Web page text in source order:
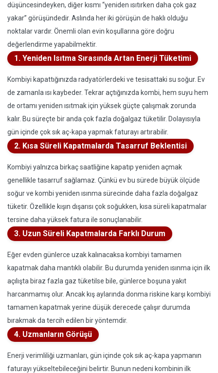
düşüncesindeyken, diğer kısmı “yeniden ısıtırken daha çok gaz
yakar” görüşündedir. Aslında her iki görüşün de haklı olduğu
noktalar vardır. Önemli olan evin koşullarına göre doğru
değerlendirme yapabilmektir.
1. Yeniden Isıtma Sırasında Artan Enerji Tüketimi
Kombiyi kapattığınızda radyatörlerdeki ve tesisattaki su soğur. Ev
de zamanla ısı kaybeder. Tekrar açtığınızda kombi, hem suyu hem
de ortamı yeniden ısıtmak için yüksek güçte çalışmak zorunda
kalır. Bu süreçte bir anda çok fazla doğalgaz tüketilir. Dolayısıyla
gün içinde çok sık aç-kapa yapmak faturayı artırabilir.
2. Kısa Süreli Kapatmalarda Tasarruf Beklentisi
Kombiyi yalnızca birkaç saatliğine kapatıp yeniden açmak
genellikle tasarruf sağlamaz. Çünkü ev bu sürede büyük ölçüde
soğur ve kombi yeniden ısınma sürecinde daha fazla doğalgaz
tüketir. Özellikle kışın dışarısı çok soğukken, kısa süreli kapatmalar
tersine daha yüksek fatura ile sonuçlanabilir.
3. Uzun Süreli Kapatmalarda Farklı Durum
Eğer evden günlerce uzak kalınacaksa kombiyi tamamen
kapatmak daha mantıklı olabilir. Bu durumda yeniden ısınma için ilk
açılışta biraz fazla gaz tüketilse bile, günlerce boşuna yakıt
harcanmamış olur. Ancak kış aylarında donma riskine karşı kombiyi
tamamen kapatmak yerine düşük derecede çalışır durumda
bırakmak da tercih edilen bir yöntemdir.
4. Uzmanların Görüşü
Enerji verimliliği uzmanları, gün içinde çok sık aç-kapa yapmanın
faturayı yükseltebileceğini belirtir. Bunun nedeni kombinin ilk